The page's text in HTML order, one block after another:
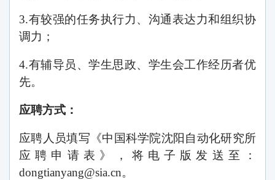
3.有较强的任务执行力、沟通表达力和组织协
调力；
4.有辅导员、学生思政、学生会工作经历者优
先。
应聘方式：
应聘人员填写《中国科学院沈阳自动化研究所
应聘申请表》，将电子版发送至：
dongtianyang@sia.cn。